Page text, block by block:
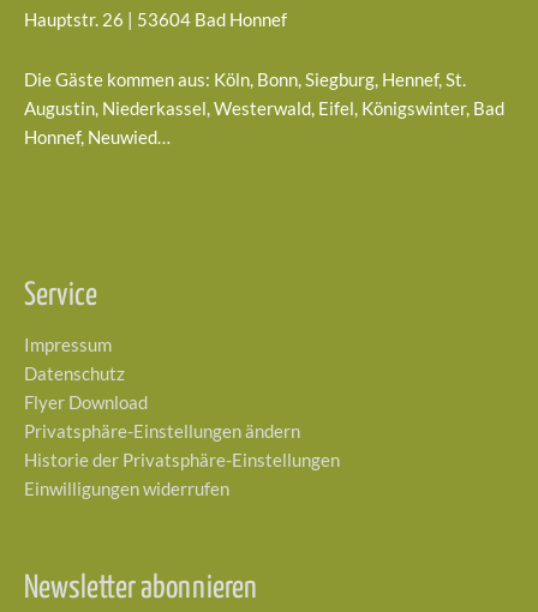
Hauptstr. 26 | 53604 Bad Honnef
Die Gäste kommen aus: Köln, Bonn, Siegburg, Hennef, St.
Augustin, Niederkassel, Westerwald, Eifel, Königswinter, Bad
Honnef, Neuwied…
Service
Impressum
Datenschutz
Flyer Download
Privatsphäre-Einstellungen ändern
Historie der Privatsphäre-Einstellungen
Einwilligungen widerrufen
Newsletter abonnieren